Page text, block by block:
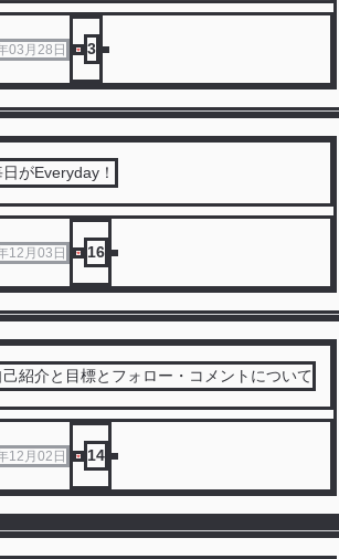
03月28日 3
がEveryday！
12月03日 16
己紹介と目標とフォロー・コメントについて
12月02日 14